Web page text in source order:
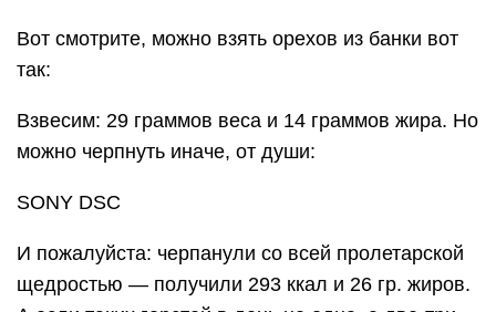
Вот смотрите, можно взять орехов из банки вот
так:
Взвесим: 29 граммов веса и 14 граммов жира. Но
можно черпнуть иначе, от души:
SONY DSC
И пожалуйста: черпанули со всей пролетарской
щедростью — получили 293 ккал и 26 гр. жиров.